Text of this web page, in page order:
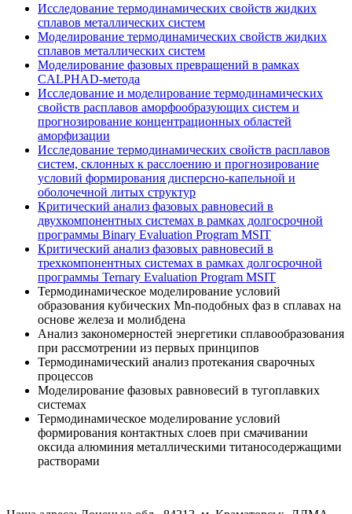
Исследование термодинамических свойств жидких
сплавов металлических систем
Моделирование термодинамических свойств жидких
сплавов металлических систем
Моделирование фазовых превращений в рамках
CALPHAD-метода
Исследование и моделирование термодинамических
свойств расплавов аморфообразующих систем и
прогнозирование концентрационных областей
аморфизации
Исследование термодинамических свойств расплавов
систем, склонных к расслоению и прогнозирование
условий формирования дисперсно-капельной и
оболочечной литых структур
Критический анализ фазовых равновесий в
двухкомпонентных системах в рамках долгосрочной
программы Binary Evaluation Program MSIT
Критический анализ фазовых равновесий в
трехкомпонентных системах в рамках долгосрочной
программы Ternary Evaluation Program MSIT
Термодинамическое моделирование условий
образования кубических Mn-подобных фаз в сплавах на
основе железа и молибдена
Анализ закономерностей энергетики сплавообразования
при рассмотрении из первых принципов
Термодинамический анализ протекания сварочных
процессов
Моделирование фазовых равновесий в тугоплавких
системах
Термодинамическое моделирование условий
формирования контактных слоев при смачивании
оксида алюминия металлическими титаносодержащими
растворами